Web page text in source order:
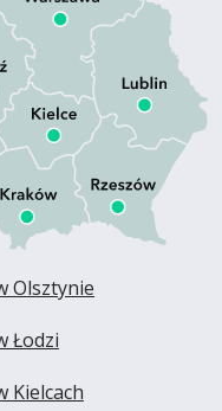
Olsztynie
Łodzi
Kielcach